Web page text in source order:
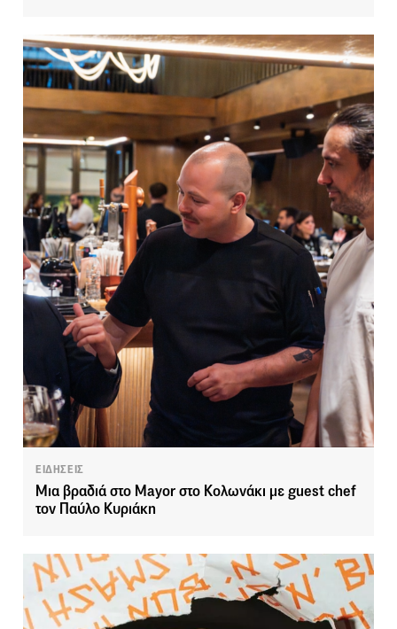
ΕΙΔΗΣΕΙΣ
Μια βραδιά στο Mayor στο Κολωνάκι με guest chef
τον Παύλο Κυριάκη